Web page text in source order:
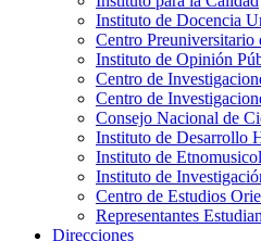
Instituto de Docencia
Centro
Instituto de Opinión
Centro de
Centro de
Consejo Nacional de
Instituto de Desarrollo
Instituto de
Instituto de
Centro de Estudios
Representantes
Direcciones